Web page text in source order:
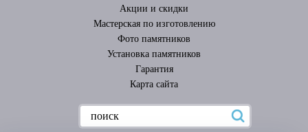
Акции и скидки
Мастерская по изготовлению
Фото памятников
Установка памятников
Гарантия
Карта сайта